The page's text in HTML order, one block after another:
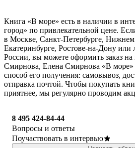
Книга «В море» есть в наличии в
город» по привлекательной цене.
в Москве, Санкт-Петербурге,
Екатеринбурге, Ростове-на-Дону
России, вы можете оформить заказ на
Смирнова, Елена Смирнова «В море»
способ его получения: самовывоз,
отправка почтой. Чтобы покупать
приятнее, мы регулярно проводим
8 495 424-84-44
Вопросы и ответы
Поучаствовать в интервью